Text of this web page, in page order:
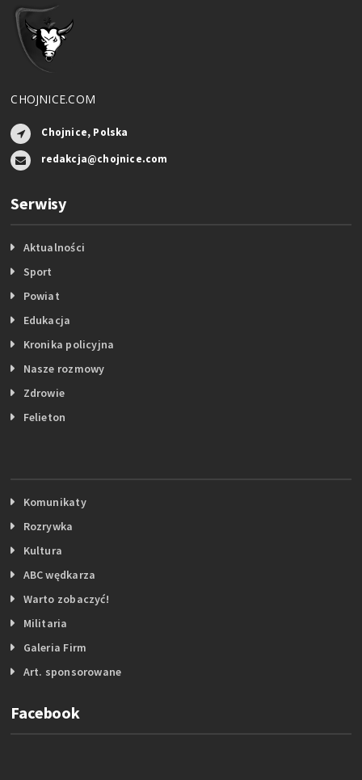
CHOJNICE.COM
Chojnice, Polska
redakcja@chojnice.com
Serwisy
Aktualności
Sport
Powiat
Edukacja
Kronika policyjna
Nasze rozmowy
Zdrowie
Felieton
Komunikaty
Rozrywka
Kultura
ABC wędkarza
Warto zobaczyć!
Militaria
Galeria Firm
Art. sponsorowane
Facebook